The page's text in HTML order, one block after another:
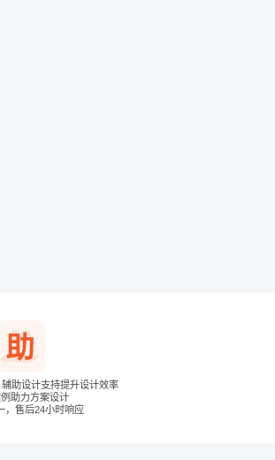
助设计支持提升设计效率
助力方案设计
，售后24小时响应